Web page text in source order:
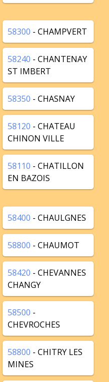
58300 - CHAMPVERT
58240 - CHANTENAY
ST IMBERT
58350 - CHASNAY
58120 - CHATEAU
CHINON VILLE
58110 - CHATILLON
EN BAZOIS
58400 - CHAULGNES
58800 - CHAUMOT
58420 - CHEVANNES
CHANGY
58500 -
CHEVROCHES
58800 - CHITRY LES
MINES